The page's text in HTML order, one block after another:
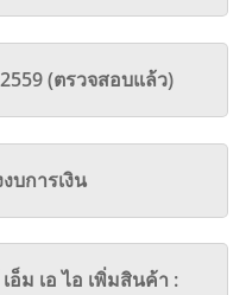
(ตรวจสอบแล้ว)
บการเงิน
อ็ม เอ ไอ เพิ่มสินค้า :